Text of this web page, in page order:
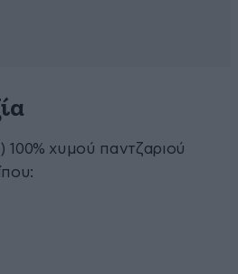
100% χυμού παντζαριού